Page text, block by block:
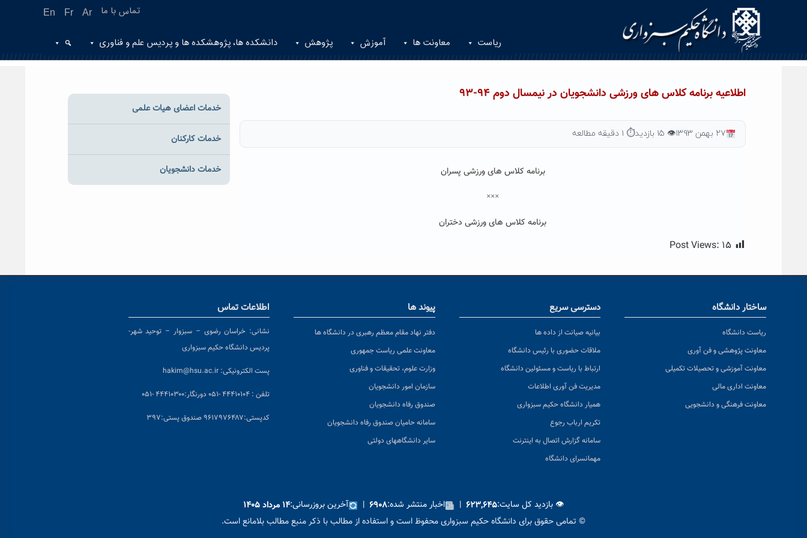
En Fr Ar تماس با ما
ریاست معاونت ها آموزش پژوهش دانشکده ها، پژوهشکده ها و پردیس علم و فناوری
اطلاعیه برنامه کلاس های ورزشی دانشجویان در نیمسال دوم ۹۴-۹۳
۲۷ بهمن ۱۳۹۳ 👁 ۱۵ بازدید ⏱ ۱ دقیقه مطالعه
برنامه کلاس های ورزشی پسران
×××
برنامه کلاس های ورزشی دختران
Post Views: ۱۵
خدمات اعضای هیات علمی
خدمات کارکنان
خدمات دانشجویان
ساختار دانشگاه
ریاست دانشگاه
معاونت پژوهشی و فن آوری
معاونت آموزشی و تحصیلات تکمیلی
معاونت اداری مالی
معاونت فرهنگی و دانشجویی
دسترسی سریع
بیانیه صیانت از داده ها
ملاقات حضوری با رئیس دانشگاه
ارتباط با ریاست و مسئولین دانشگاه
مدیریت فن آوری اطلاعات
همیار دانشگاه حکیم سبزواری
تکریم ارباب رجوع
سامانه گزارش اتصال به اینترنت
مهمانسرای دانشگاه
پیوند ها
دفتر نهاد مقام معظم رهبری در دانشگاه ها
معاونت علمی ریاست جمهوری
وزارت علوم، تحقیقات و فناوری
سازمان امور دانشجویان
صندوق رفاه دانشجویان
سامانه حامیان صندوق رفاه دانشجویان
سایر دانشگاههای دولتی
اطلاعات تماس
نشانی: خراسان رضوی – سبزوار – توحید شهر-
پردیس دانشگاه حکیم سبزواری
پست الکترونیکی: hakim@hsu.ac.ir
تلفن : ۴۴۴۱۰۱۰۴ -۰۵۱ دورنگار:۴۴۴۱۰۳۰۰ -۰۵۱
کدپستی:۹۶۱۷۹۷۶۴۸۷ صندوق پستی:۳۹۷
👁 بازدید کل سایت:۶۲۳,۶۴۵ | اخبار منتشر شده:۶۹۰۸ | آخرین بروزرسانی:۱۴ مرداد ۱۴۰۵
© تمامی حقوق برای دانشگاه حکیم سبزواری محفوظ است و استفاده از مطالب با ذکر منبع مطالب بلامانع است.